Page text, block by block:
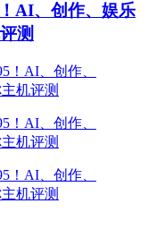
AI、创作、娱乐
测